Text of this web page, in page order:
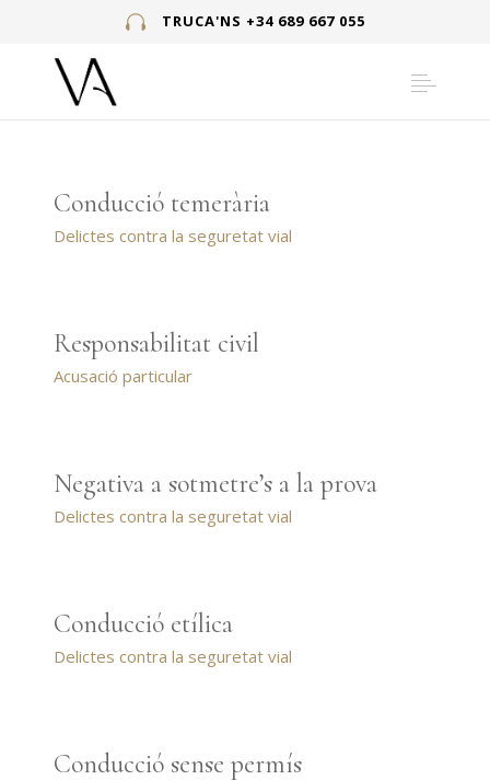
TRUCA'NS +34 689 667 055
Conducció temerària
Delictes contra la seguretat vial
Responsabilitat civil
Acusació particular
Negativa a sotmetre’s a la prova
Delictes contra la seguretat vial
Conducció etílica
Delictes contra la seguretat vial
Conducció sense permís